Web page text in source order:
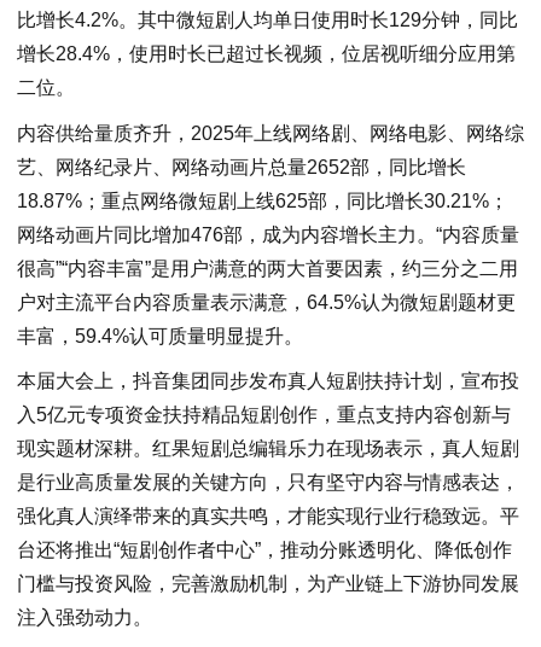
比增长4.2%。其中微短剧人均单日使用时长129分钟，同比
增长28.4%，使用时长已超过长视频，位居视听细分应用第
二位。
内容供给量质齐升，2025年上线网络剧、网络电影、网络综
艺、网络纪录片、网络动画片总量2652部，同比增长
18.87%；重点网络微短剧上线625部，同比增长30.21%；
网络动画片同比增加476部，成为内容增长主力。“内容质量
很高”“内容丰富”是用户满意的两大首要因素，约三分之二用
户对主流平台内容质量表示满意，64.5%认为微短剧题材更
丰富，59.4%认可质量明显提升。
本届大会上，抖音集团同步发布真人短剧扶持计划，宣布投
入5亿元专项资金扶持精品短剧创作，重点支持内容创新与
现实题材深耕。红果短剧总编辑乐力在现场表示，真人短剧
是行业高质量发展的关键方向，只有坚守内容与情感表达，
强化真人演绎带来的真实共鸣，才能实现行业行稳致远。平
台还将推出“短剧创作者中心”，推动分账透明化、降低创作
门槛与投资风险，完善激励机制，为产业链上下游协同发展
注入强劲动力。